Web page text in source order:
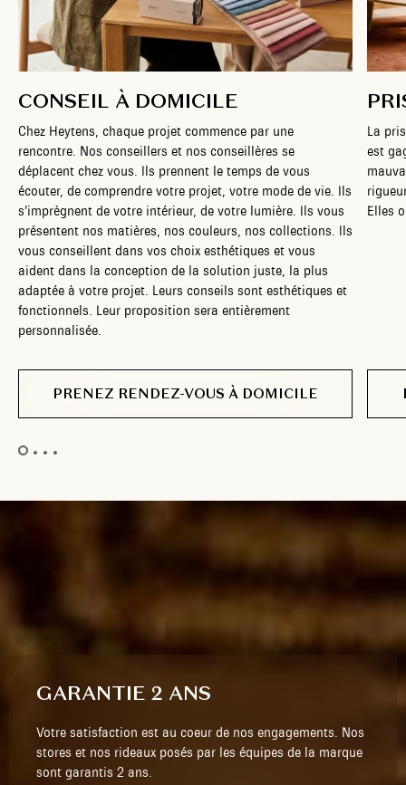
CONSEIL À DOMICILE
Chez Heytens, chaque projet commence par une
rencontre. Nos conseillers et nos conseillères se
déplacent chez vous. Ils prennent le temps de vous
écouter, de comprendre votre projet, votre mode de vie. Ils
s’imprègnent de votre intérieur, de votre lumière. Ils vous
présentent nos matières, nos couleurs, nos collections. Ils
vous conseillent dans vos choix esthétiques et vous
aident dans la conception de la solution juste, la plus
adaptée à votre projet. Leurs conseils sont esthétiques et
fonctionnels. Leur proposition sera entièrement
personnalisée.
PRENEZ RENDEZ-VOUS À DOMICILE
La
est
Elles
GARANTIE 2 ANS
Votre satisfaction est au coeur de nos engagements. Nos
stores et nos rideaux posés par les équipes de la marque
sont garantis 2 ans.